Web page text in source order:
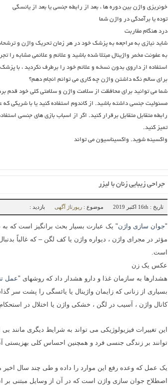
خونریزی واژن بین دوره ها ، بعد از رابطه جنسی یا بعد از یائسگی
توده یا برآمدگی در واژن شما
درد هنگام مقاربت
شاید نیازی به مراجعه به پزشک خود در هر زمان تحریک واژن و
به عفونت مخمر واژینال مبتلا شده باشید و علائم و علائمی مشابه را
استفاده از داروی بدون نسخه و علائم خود را برطرف نکردید ، با
برای سالم نگه داشتن واژن چه کاری می توانم انجام دهم؟
شما می توانید برای محافظت از سلامت واژن و سلامتی کلی خود قدم
مسئولیت جنسی داشته باشید. از کاندوم استفاده کنید یا با شریکی که
رابطه متقابل متقابل برقرار کنید. اگر از اسباب بازی های جنسی
تمیز کنید.
واکسینه شوید. واکسیناسیون می تواند
جراحی زیبایی زنان با لیزر
تاریخ : 16th اکتبر 2019 موضوع : رپورتاژ آگهی بازدید :
"جوان سازی واژن" یک عبارت بسیار بحث برانگیز است که به
مؤثر در مجرای واژن ، دیواره واژن یا کف لگن – که غالباً
است.
عکس یک زن
هشدارها به سازمان غذا و دارو هشدار داد که روشهای "عمل
بسیاری از زنانی که زایمان واژینال یا یائسگی را پشت سر
کانال واژن ، آسیب در لگن ، خشکی واژن یا اختلال در
این تغییرات فیزیولوژیکی می تواند به شرایط دیگری مانند
توانند بر زندگی جنسی فرد و همچنین احساس کلی بهزیستی
یک عمل که وعده رفع این موارد را داده و طی چند سال اخیر
اصطلاح جوان سازی واژن است که در آن از وسایل مبتنی بر